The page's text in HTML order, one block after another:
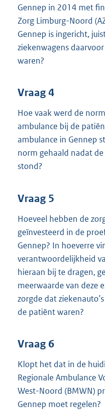
Gennep in 2014 met
Zorg Limburg-Noord
Gennep is ingericht,
ziekenwagens
waren?
Vraag 4
Hoe vaak werd de
ambulance bij de
ambulance in Gennep
norm gehaald nadat
stond?
Vraag 5
Hoeveel hebben de
geïnvesteerd in de
Gennep? In hoeverre
verantwoordelijkheid
hieraan bij te dragen,
meerwaarde van deze
zorgde dat
de patiënt waren?
Vraag 6
Klopt het dat in de
Regionale Ambulance
West-Noord (BMWN)
Gennep moet regelen?